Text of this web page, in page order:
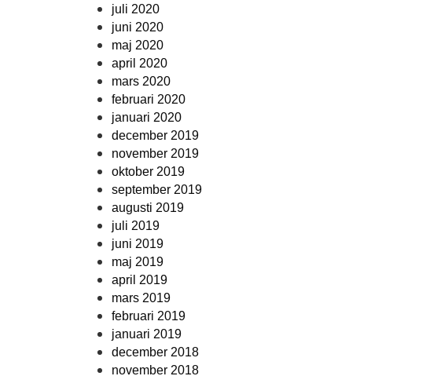
juli 2020
juni 2020
maj 2020
april 2020
mars 2020
februari 2020
januari 2020
december 2019
november 2019
oktober 2019
september 2019
augusti 2019
juli 2019
juni 2019
maj 2019
april 2019
mars 2019
februari 2019
januari 2019
december 2018
november 2018